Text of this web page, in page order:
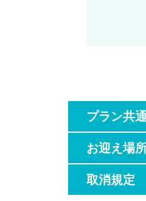
プラン共
お迎え場
取消規定